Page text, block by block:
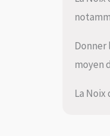
Donner
moyen
La